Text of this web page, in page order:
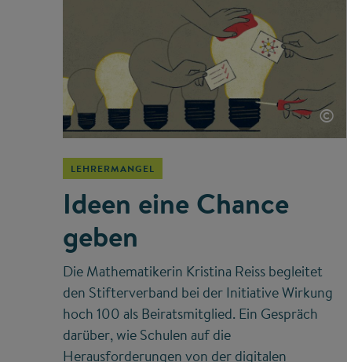
©
LEHRERMANGEL
Ideen eine Chance
geben
Die Mathematikerin Kristina Reiss begleitet
den Stifterverband bei der Initiative Wirkung
hoch 100 als Beiratsmitglied. Ein Gespräch
darüber, wie Schulen auf die
Herausforderungen von der digitalen